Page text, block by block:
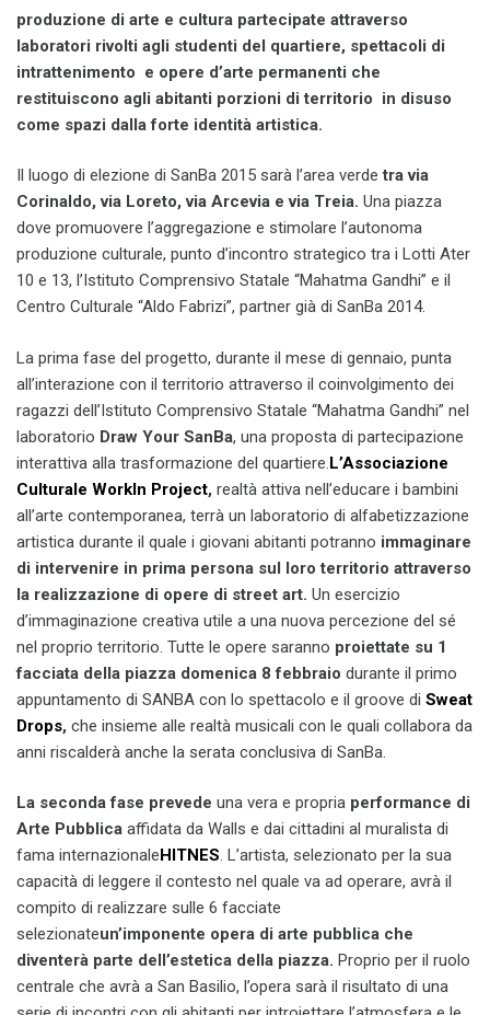
produzione di arte e cultura partecipate attraverso
laboratori rivolti agli studenti del quartiere, spettacoli di
intrattenimento e opere d’arte permanenti che
restituiscono agli abitanti porzioni di territorio in disuso
come spazi dalla forte identità artistica.
Il luogo di elezione di SanBa 2015 sarà l’area verdetra via
Corinaldo, via Loreto, via Arcevia e via Treia. Una piazza
dove promuovere l’aggregazione e stimolare l’autonoma
produzione culturale, punto d’incontro strategico tra i Lotti Ater
10 e 13, l’Istituto Comprensivo Statale “Mahatma Gandhi” e il
Centro Culturale “Aldo Fabrizi”, partner già di SanBa 2014.
La prima fase del progetto, durante il mese di gennaio, punta
all’interazione con il territorio attraverso il coinvolgimento dei
ragazzi dell’Istituto Comprensivo Statale “Mahatma Gandhi” nel
laboratorio Draw Your SanBa, una proposta di partecipazione
interattiva alla trasformazione del quartiere. L’Associazione
Culturale WorkIn Project, realtà attiva nell’educare i bambini
all’arte contemporanea, terrà un laboratorio di alfabetizzazione
artistica durante il quale i giovani abitanti potranno immaginare
di intervenire in prima persona sul loro territorio attraverso
la realizzazione di opere di street art. Un esercizio
d’immaginazione creativa utile a una nuova percezione del sé
nel proprio territorio. Tutte le opere saranno proiettate su 1
facciata della piazza domenica 8 febbraio durante il primo
appuntamento di SANBA con lo spettacolo e il groove di Sweat
Drops, che insieme alle realtà musicali con le quali collabora da
anni riscalderà anche la serata conclusiva di SanBa.
La seconda fase prevede una vera e propria performance di
Arte Pubblica affidata da Walls e dai cittadini al muralista di
fama internazionaleHITNES. L’artista, selezionato per la sua
capacità di leggere il contesto nel quale va ad operare, avrà il
compito di realizzare sulle 6 facciate
selezionateun’imponente opera di arte pubblica che
diventerà parte dell’estetica della piazza. Proprio per il ruolo
centrale che avrà a San Basilio, l’opera sarà il risultato di una